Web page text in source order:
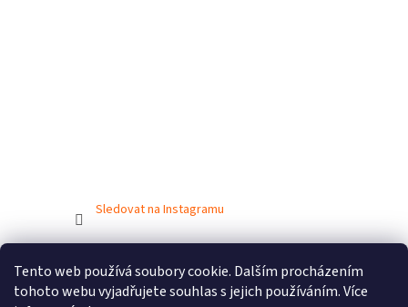
Tento web používá soubory cookie. Dalším procházením
tohoto webu vyjadřujete souhlas s jejich používáním. Více
Sledovat na Instagramu
Vytvořil Shoptet